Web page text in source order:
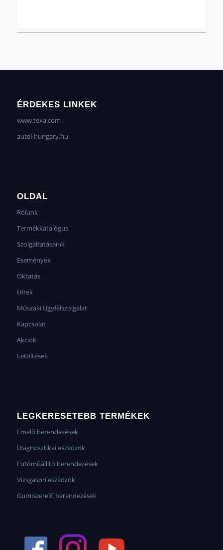
ÉRDEKES LINKEK
www.texa.com
autel-hungary.hu
OLDAL
Rólunk
Termékkatalógus
Szolgáltatásaink
Események
Oktatás
Hírek
Műszaki Ügyfélszolgálat
Kapcsolat
Akciók
Letöltések
LEGKERESETEBB TERMÉKEK
Emelő berendezések
Diagnosztikai eszközök
Futóműállító berendezések
Vizsgasori eszközök
Gumiszerelő berendezések